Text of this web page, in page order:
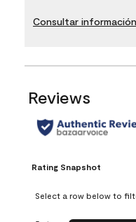
Consultar
Reviews
Rating Snapshot
Select a row below to